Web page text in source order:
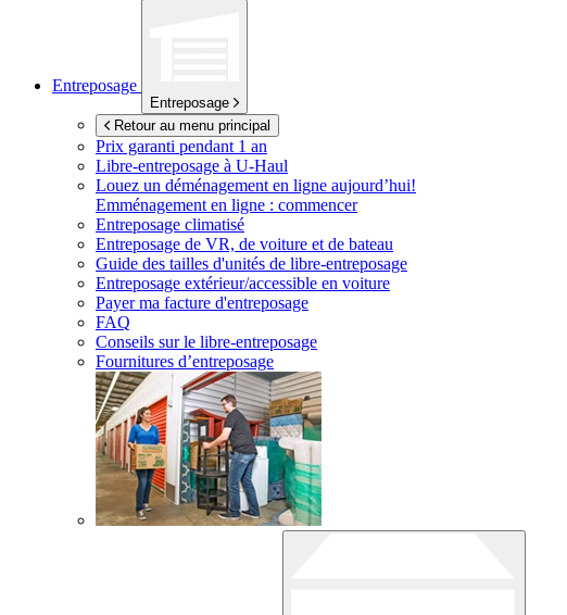
Entreposage
Entreposage
Retour au menu principal
Prix garanti pendant 1 an
Libre-entreposage à U-Haul
Louez un déménagement en ligne aujourd’hui!
Emménagement en ligne : commencer
Entreposage climatisé
Entreposage de VR, de voiture et de bateau
Guide des tailles d'unités de libre-entreposage
Entreposage extérieur/accessible en voiture
Payer ma facture d'entreposage
FAQ
Conseils sur le libre-entreposage
Fournitures d’entreposage